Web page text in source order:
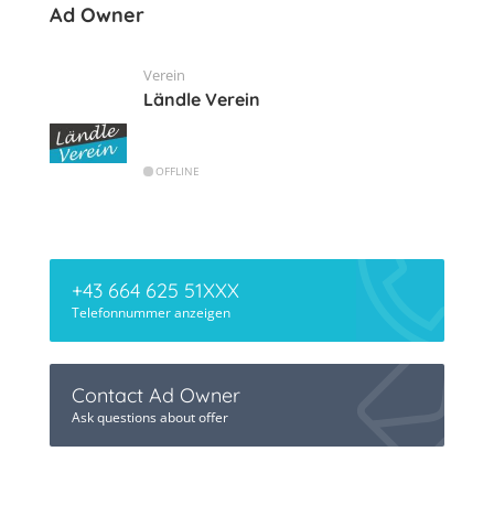
Ad Owner
Verein
Ländle Verein
OFFLINE
+43 664 625 51XXX
Telefonnummer anzeigen
Contact Ad Owner
Ask questions about offer